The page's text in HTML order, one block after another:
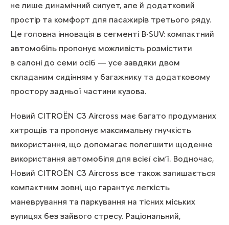
не лише динамічний силует, але й додатковий
простір та комфорт для пасажирів третього ряду.
Це головна інновація в сегменті B-SUV: компактний
автомобіль пропонує можливість розмістити
в салоні до семи осіб — усе завдяки двом
складаним сидінням у багажнику та додатковому
простору задньої частини кузова.
Новий CITROЁN C3 Aircross має багато продуманих
хитрощів та пропонує максимальну гнучкість
використання, що допомагає полегшити щоденне
використання автомобіля для всієї сім’ї. Водночас,
Новий CITROЁN C3 Aircross все також залишається
компактним зовні, що гарантує легкість
маневрування та паркування на тісних міських
вулицях без зайвого стресу. Раціональний,